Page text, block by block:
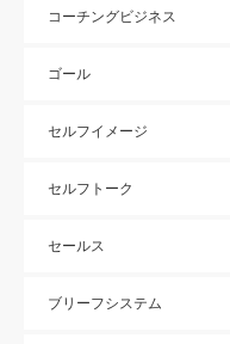
コーチングビジネス
ゴール
セルフイメージ
セルフトーク
セールス
ブリーフシステム